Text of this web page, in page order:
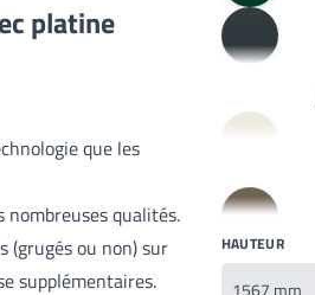
platine
que les
nombreuses qualités.
(grugés ou non) sur
supplémentaires.
HAUTEUR